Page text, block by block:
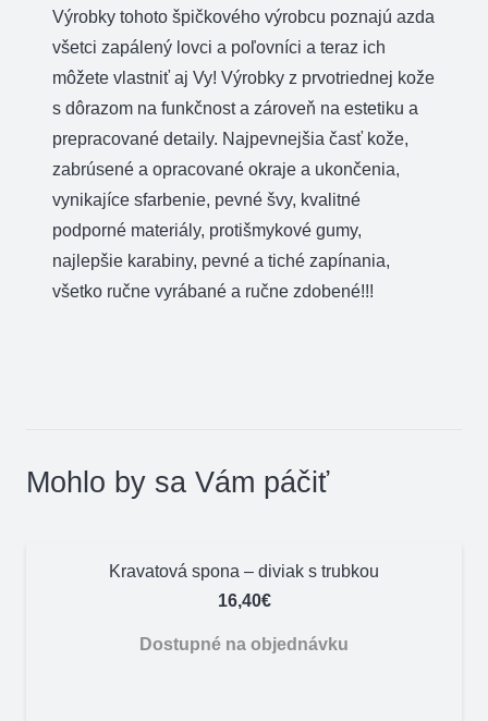
Výrobky tohoto špičkového výrobcu poznajú azda
všetci zapálený lovci a poľovníci a teraz ich
môžete vlastniť aj Vy! Výrobky z prvotriednej kože
s dôrazom na funkčnost a zároveň na estetiku a
prepracované detaily. Najpevnejšia časť kože,
zabrúsené a opracované okraje a ukončenia,
vynikajíce sfarbenie, pevné švy, kvalitné
podporné materiály, protišmykové gumy,
najlepšie karabiny, pevné a tiché zapínania,
všetko ručne vyrábané a ručne zdobené!!!
Mohlo by sa Vám páčiť
Kravatová spona – diviak s trubkou
16,40€
Dostupné na objednávku